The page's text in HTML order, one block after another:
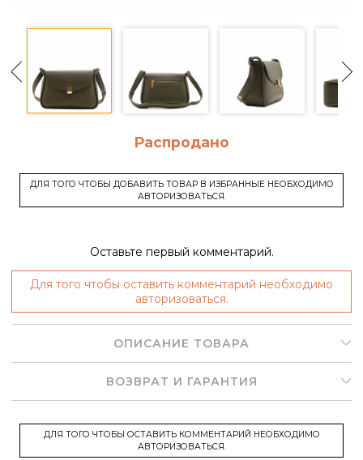
Распродано
ДЛЯ ТОГО ЧТОБЫ ДОБАВИТЬ ТОВАР В ИЗБРАННЫЕ НЕОБХОДИМО
АВТОРИЗОВАТЬСЯ.
Оставьте первый комментарий.
Для того чтобы оставить комментарий необходимо
авторизоваться.
ОПИСАНИЕ ТОВАРА
ВОЗВРАТ И ГАРАНТИЯ
ДЛЯ ТОГО ЧТОБЫ ОСТАВИТЬ КОММЕНТАРИЙ НЕОБХОДИМО
АВТОРИЗОВАТЬСЯ.